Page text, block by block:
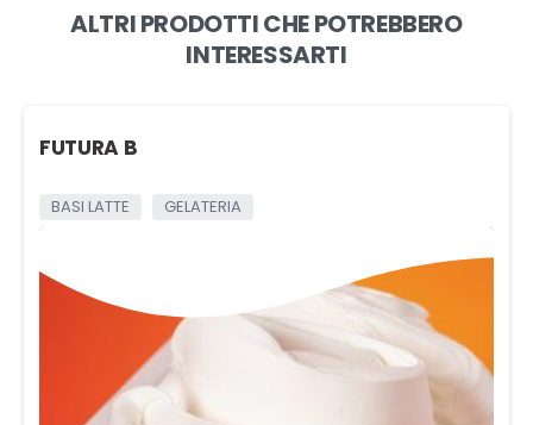
ALTRI PRODOTTI CHE POTREBBERO
INTERESSARTI
FUTURA B
BASI LATTE GELATERIA